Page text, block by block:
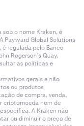
sob o nome Kraken, é
Payward Global Solutions
regulada pelo Banco
Rogerson’s Quay,
as políticas e
gerais e não
ou produtos
de compra, venda,
criptomoeda nem de
A Kraken não
ou diminuir o preço de